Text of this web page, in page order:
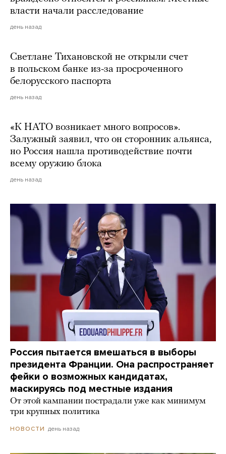
власти начали расследование
день назад
Светлане Тихановской не открыли счет
в польском банке из-за просроченного
белорусского паспорта
день назад
«К НАТО возникает много вопросов».
Залужный заявил, что он сторонник альянса,
но Россия нашла противодействие почти
всему оружию блока
день назад
Россия пытается вмешаться в выборы
президента Франции. Она распространяет
фейки о возможных кандидатах,
маскируясь под местные издания
От этой кампании пострадали уже как минимум
три крупных политика
НОВОСТИ день назад